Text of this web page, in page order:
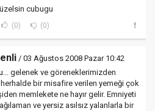
cubugu
(0) (0)
/ 03 Ağustos 2008 Pazar 10:42
gelenek ve göreneklerimizden
bir misafire verilen yemeği çok
memlekete ne hayır gelir. Emniyeti
ve yersiz asılsız yalanlarla bir